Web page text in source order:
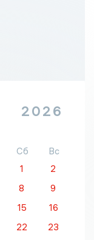
2026
Сб
Вс
1
2
8
9
15
16
22
23